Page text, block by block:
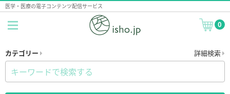
医学・医療の電子コンテンツ配信サービス
0
カテゴリー 詳細検索